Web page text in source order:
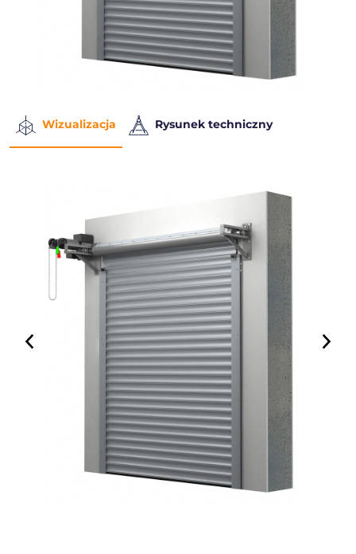
Wizualizacja Rysunek techniczny